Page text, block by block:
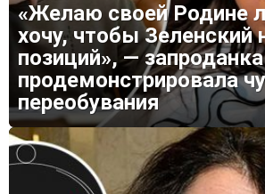
«Желаю своей Родине
хочу, чтобы Зеленский
позиций», —
продемонстрировала
переобувания